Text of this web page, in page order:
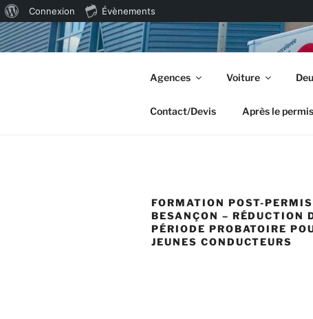
propos
de
Connexion
Évènements
Aller
au
AUTO-
Agences Voiture
Contact/Devis Après le permis
FORMATION POST-
BESANÇON – RÉDUCTION
PÉRIODE PROBATOIRE
JEUNES CONDUCTEURS